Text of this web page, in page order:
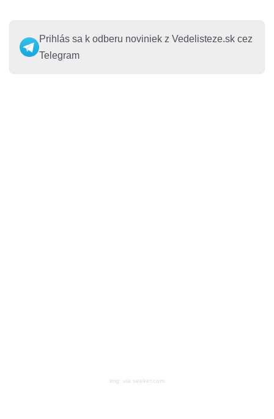
Prihlás sa k odberu noviniek z Vedelisteze.sk cez
Telegram
img: via seeker.com